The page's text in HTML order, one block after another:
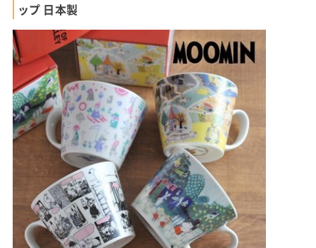
ップ 日本製